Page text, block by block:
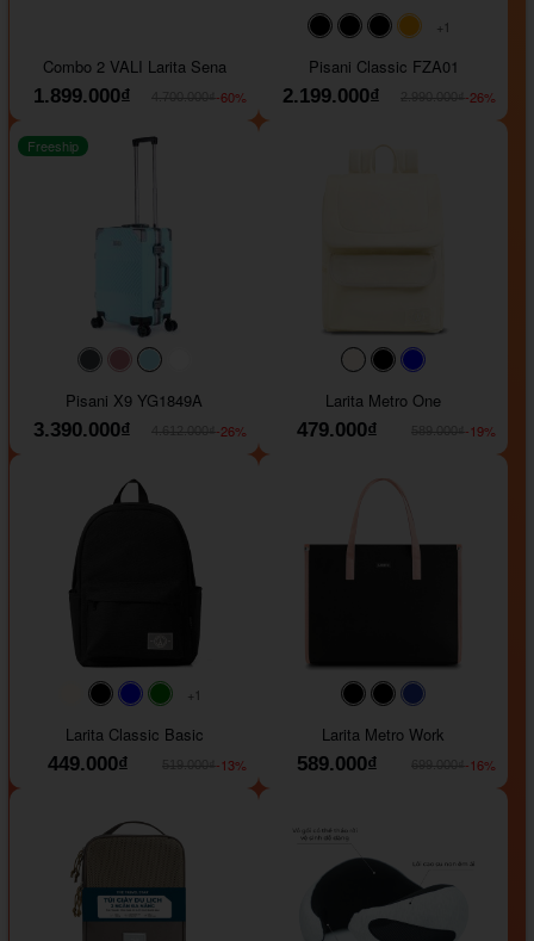
Combo 2 VALI Larita Sena
1.899.000₫
-60%
#000000#000000#000000
+1
Pisani Classic FZA01
2.199.000₫
-26%
#40454a#b76e79
Freeship
Pisani X9 YG1849A
3.390.000₫
-26%
#faf0e6#000000
Larita Metro One
479.000₫
-19%
#faf0e6#000000#0000FF
+1
Larita Classic Basic
449.000₫
-13%
#000000#000000
Larita Metro Work
589.000₫
-16%